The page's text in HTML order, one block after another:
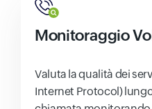
Monitoraggio
Valuta la qualità dei
Internet Protocol)